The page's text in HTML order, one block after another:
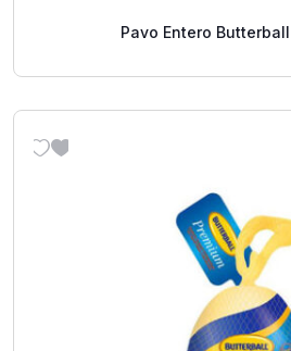
Pavo Entero Butterball